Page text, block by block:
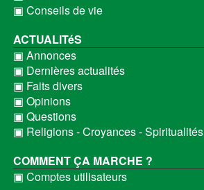
▣ Conseils de vie
ACTUALITéS
▣ Annonces
▣ Dernières actualités
▣ Faits divers
▣ Opinions
▣ Questions
▣ Religions - Croyances - Spiritualités
COMMENT ÇA MARCHE ?
▣ Comptes utilisateurs